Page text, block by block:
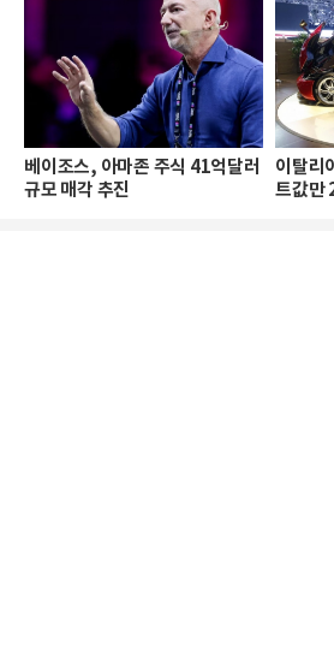
베이조스, 아마존 주식 41억달러
규모 매각 추진
이탈리
트값만